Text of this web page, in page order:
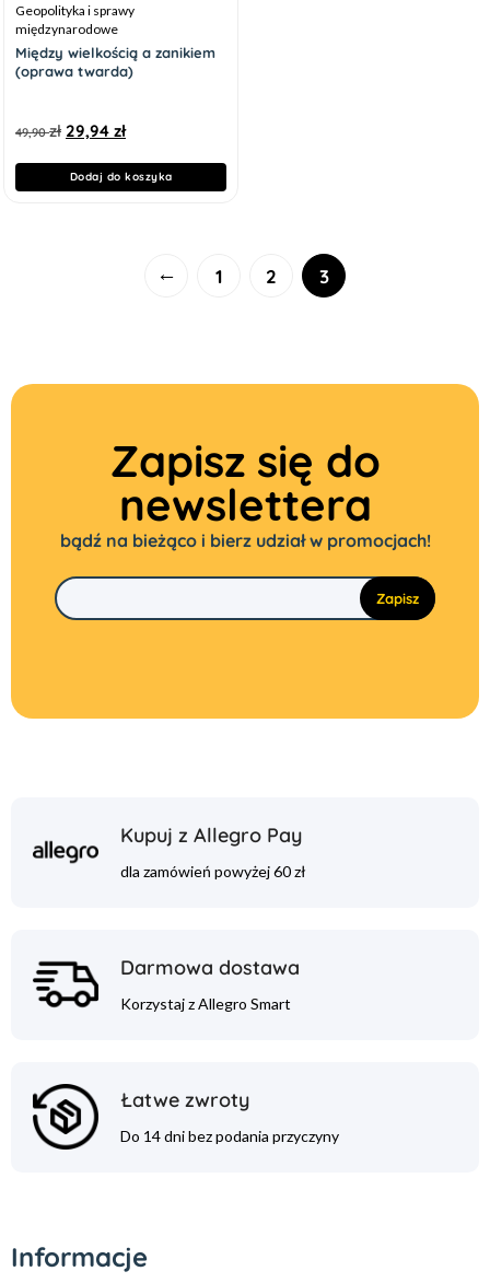
Geopolityka i sprawy
międzynarodowe
Między wielkością a zanikiem
(oprawa twarda)
49,90zł 29,94 zł
Dodaj do koszyka
← 1 2 3
Zapisz się do
newslettera
bądź na bieżąco i bierz udział w promocjach!
Kupuj z Allegro Pay
dla zamówień powyżej 60 zł
Darmowa dostawa
Korzystaj z Allegro Smart
Łatwe zwroty
Do 14 dni bez podania przyczyny
Informacje